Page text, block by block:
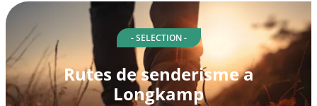
- SELECTION -
Rutes de senderisme a
Longkamp